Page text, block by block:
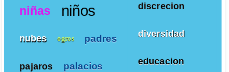
discrecion
diversidad
educacion
niñas niños
nubes ogros padres
pajaros palacios